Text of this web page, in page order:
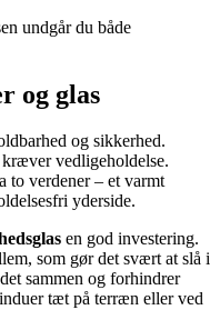
undgår du både
og glas
og sikkerhed.
vedligeholdelse.
to verdener – et varmt
yderside.
en god investering.
som gør det svært at slå i
sammen og forhindrer
tæt på terræn eller ved